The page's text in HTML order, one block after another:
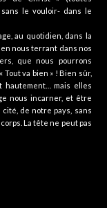
le vouloir- dans le
au quotidien, dans la
nous terrant dans nos
que nous pourrons
va bien » ! Bien sûr,
hautement… mais elles
nous incarner, et être
de notre pays, sans
La tête ne peut pas